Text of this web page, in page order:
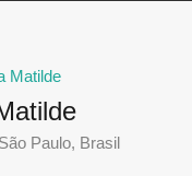
Matilde
Paulo, Brasil